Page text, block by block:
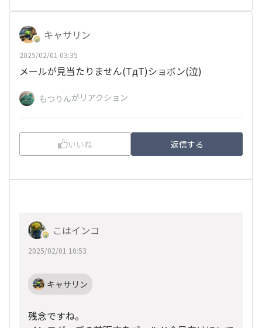
キャサリン
2025/02/01 03:35
メールが見当たりません(TдT)ショボン(泣)
もつりんがリアクション
いいね 返信する
こはインコ
2025/02/01 10:53
キャサリン
残念ですね。